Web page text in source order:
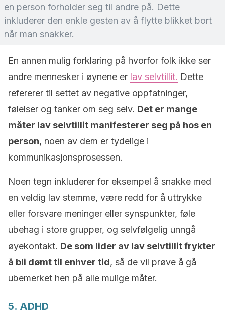
en person forholder seg til andre på. Dette
inkluderer den enkle gesten av å flytte blikket bort
når man snakker.
En annen mulig forklaring på hvorfor folk ikke ser
andre mennesker i øynene er lav selvtillit. Dette
refererer til settet av negative oppfatninger,
følelser og tanker om seg selv. Det er mange
måter lav selvtillit manifesterer seg på hos en
person, noen av dem er tydelige i
kommunikasjonsprosessen.
Noen tegn inkluderer for eksempel å snakke med
en veldig lav stemme, være redd for å uttrykke
eller forsvare meninger eller synspunkter, føle
ubehag i store grupper, og selvfølgelig unngå
øyekontakt. De som lider av lav selvtillit frykter
å bli dømt til enhver tid, så de vil prøve å gå
ubemerket hen på alle mulige måter.
5. ADHD